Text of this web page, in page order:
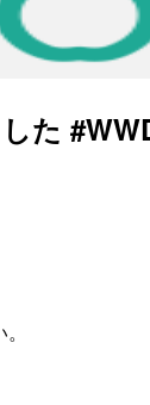
た